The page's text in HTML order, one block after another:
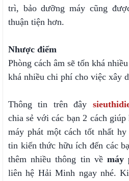
trì, bảo dưỡng máy cũng
thuận tiện hơn.
Nhược điểm
Phòng cách âm sẽ tốn khá
khá nhiều chi phí cho việc xây
Thông tin trên đây
chia sẻ với các bạn 2 cách
máy phát một cách tốt nhất
tin kiến thức hữu ích đến các
thêm nhiều thông tin vềmáy
liên hệ Hải Minh ngay nhé.